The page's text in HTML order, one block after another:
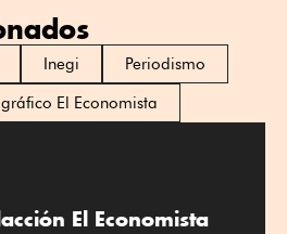
Inegi
Periodismo
El Economista
El Economista